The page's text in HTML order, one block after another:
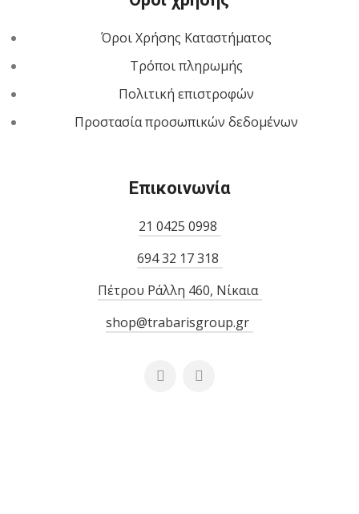
Όροι Χρήσης Καταστήματος
Τρόποι πληρωμής
Πολιτική επιστροφών
Προστασία προσωπικών δεδομένων
Επικοινωνία
21 0425 0998
694 32 17 318
Πέτρου Ράλλη 460, Νίκαια
shop@trabarisgroup.gr